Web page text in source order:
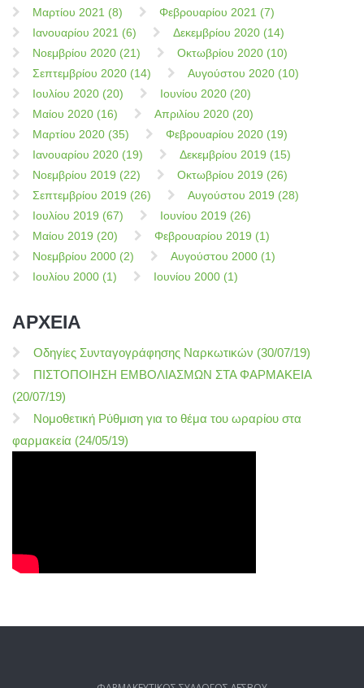
Μαρτίου 2021 (8)
Φεβρουαρίου 2021 (7)
Ιανουαρίου 2021 (6)
Δεκεμβρίου 2020 (14)
Νοεμβρίου 2020 (21)
Οκτωβρίου 2020 (10)
Σεπτεμβρίου 2020 (14)
Αυγούστου 2020 (10)
Ιουλίου 2020 (20)
Ιουνίου 2020 (20)
Μαίου 2020 (16)
Απριλίου 2020 (20)
Μαρτίου 2020 (35)
Φεβρουαρίου 2020 (19)
Ιανουαρίου 2020 (19)
Δεκεμβρίου 2019 (15)
Νοεμβρίου 2019 (22)
Οκτωβρίου 2019 (26)
Σεπτεμβρίου 2019 (26)
Αυγούστου 2019 (28)
Ιουλίου 2019 (67)
Ιουνίου 2019 (26)
Μαίου 2019 (20)
Φεβρουαρίου 2019 (1)
Νοεμβρίου 2000 (2)
Αυγούστου 2000 (1)
Ιουλίου 2000 (1)
Ιουνίου 2000 (1)
ΑΡΧΕΙΑ
Οδηγίες Συνταγογράφησης Ναρκωτικών (30/07/19)
ΠΙΣΤΟΠΟΙΗΣΗ ΕΜΒΟΛΙΑΣΜΩΝ ΣΤΑ ΦΑΡΜΑΚΕΙΑ
(20/07/19)
Νομοθετική Ρύθμιση για το θέμα του ωραρίου στα
φαρμακεία (24/05/19)